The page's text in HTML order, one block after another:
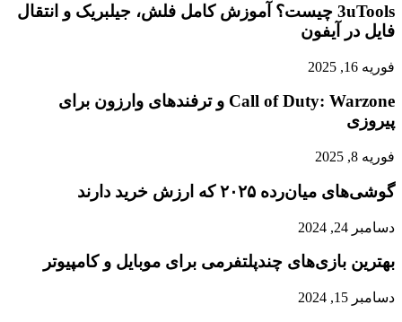
3uTools چیست؟ آموزش کامل فلش، جیلبریک و انتقال
فایل در آیفون
فوریه 16, 2025
Call of Duty: Warzone و ترفندهای وارزون برای
پیروزی
فوریه 8, 2025
گوشی‌های میان‌رده ۲۰۲۵ که ارزش خرید دارند
دسامبر 24, 2024
بهترین بازی‌های چندپلتفرمی برای موبایل و کامپیوتر
دسامبر 15, 2024